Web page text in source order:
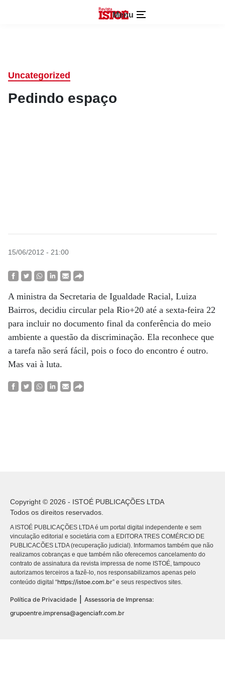
Menu
Uncategorized
Pedindo espaço
15/06/2012 - 21:00
A ministra da Secretaria de Igualdade Racial, Luiza
Bairros, decidiu circular pela Rio+20 até a sexta-feira 22
para incluir no documento final da conferência do meio
ambiente a questão da discriminação. Ela reconhece que
a tarefa não será fácil, pois o foco do encontro é outro.
Mas vai à luta.
Copyright © 2026 - ISTOÉ PUBLICAÇÕES LTDA
Todos os direitos reservados.
A ISTOÉ PUBLICAÇÕES LTDA é um portal digital independente e sem
vinculação editorial e societária com a EDITORA TRES COMÉRCIO DE
PUBLICACÕES LTDA (recuperação judicial). Informamos também que não
realizamos cobranças e que também não oferecemos cancelamento do
contrato de assinatura da revista impressa de nome ISTOÉ, tampouco
autorizamos terceiros a fazê-lo, nos responsabilizamos apenas pelo
conteúdo digital “https://istoe.com.br” e seus respectivos sites.
Política de Privacidade
Assessoria de Imprensa:
grupoentre.imprensa@agenciafr.com.br